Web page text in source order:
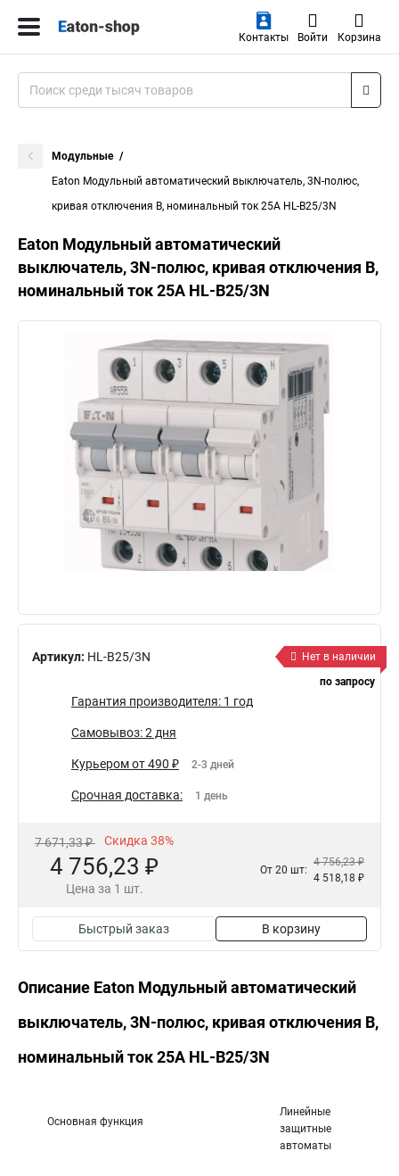
Контакты Войти Корзина
Модульные
Eaton Модульный автоматический выключатель, 3N-полюс,
кривая отключения B, номинальный ток 25А HL-B25/3N
Eaton Модульный автоматический
выключатель, 3N-полюс, кривая отключения B,
номинальный ток 25А HL-B25/3N
Артикул: HL-B25/3N
Нет в наличии
по запросу
Гарантия производителя: 1 год
Самовывоз: 2 дня
Курьером от 490 ₽ 2-3 дней
Срочная доставка: 1 день
7 671,33 ₽ Скидка 38%
4 756,23 ₽
Цена за 1 шт.
От 20 шт:
4 756,23 ₽
4 518,18 ₽
Быстрый заказ В корзину
Описание Eaton Модульный автоматический
выключатель, 3N-полюс, кривая отключения B,
номинальный ток 25А HL-B25/3N
Основная функция
Линейные
защитные
автоматы